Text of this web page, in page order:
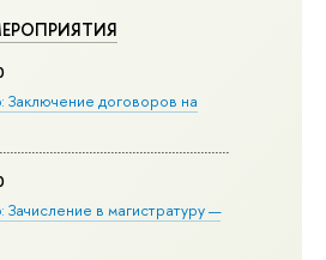
Заключение договоров на
Зачисление в магистратуру —